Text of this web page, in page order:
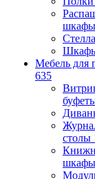
шкафы
Мебель для
635
столы
шкафы